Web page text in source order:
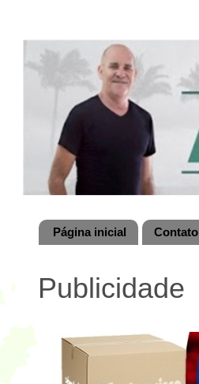
Página inicial Contato
Publicidade